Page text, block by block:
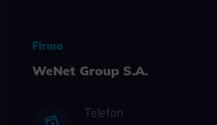
Firma
WeNet Group S.A.
Telefon